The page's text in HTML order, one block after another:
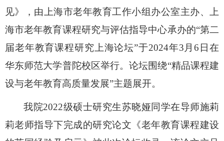
见》，由上海市老年教育工作小组办公室主办、上
海市老年教育课程研究与评估指导中心承办的“第二
届老年教育课程研究上海论坛”于2024年3月6日在
华东师范大学普陀校区举行。论坛围绕“精品课程建
设与老年教育高质量发展”主题展开。
我院2022级硕士研究生苏晓娅同学在导师施莉
莉老师指导下完成的研究论文《老年教育课程建设